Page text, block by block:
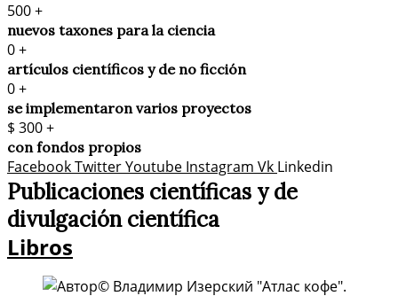
500+
nuevos taxones para la ciencia
0+
artículos científicos y de no ficción
0+
se implementaron varios proyectos
$ 300+
con fondos propios
FacebookTwitterYoutube Instagram Vk Linkedin
Publicaciones científicas y de
divulgación científica​
Libros